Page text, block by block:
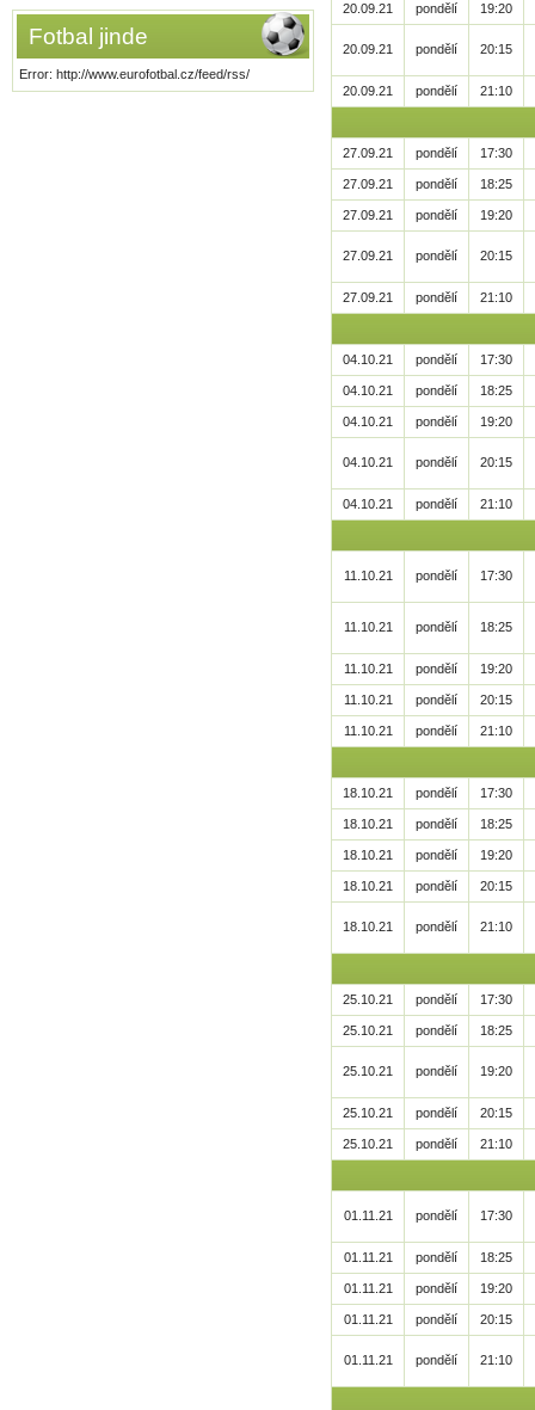
Fotbal jinde
Error: http://www.eurofotbal.cz/feed/rss/
20.09.21 pondělí 19:20
20.09.21 pondělí 20:15
20.09.21 pondělí 21:10
27.09.21 pondělí 17:30
27.09.21 pondělí 18:25
27.09.21 pondělí 19:20
27.09.21 pondělí 20:15
27.09.21 pondělí 21:10
04.10.21 pondělí 17:30
04.10.21 pondělí 18:25
04.10.21 pondělí 19:20
04.10.21 pondělí 20:15
04.10.21 pondělí 21:10
11.10.21 pondělí 17:30
11.10.21 pondělí 18:25
11.10.21 pondělí 19:20
11.10.21 pondělí 20:15
11.10.21 pondělí 21:10
18.10.21 pondělí 17:30
18.10.21 pondělí 18:25
18.10.21 pondělí 19:20
18.10.21 pondělí 20:15
18.10.21 pondělí 21:10
25.10.21 pondělí 17:30
25.10.21 pondělí 18:25
25.10.21 pondělí 19:20
25.10.21 pondělí 20:15
25.10.21 pondělí 21:10
01.11.21 pondělí 17:30
01.11.21 pondělí 18:25
01.11.21 pondělí 19:20
01.11.21 pondělí 20:15
01.11.21 pondělí 21:10